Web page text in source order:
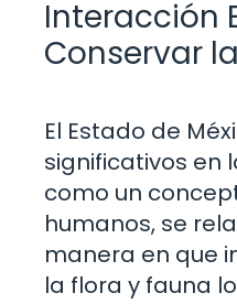
Interacción
Conservar
El Estado de
significativos en
como un
humanos, se
manera en que
la flora y fauna